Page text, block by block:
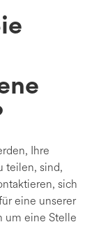
Ihre
teilen, sind,
sich
eine unserer
um eine Stelle